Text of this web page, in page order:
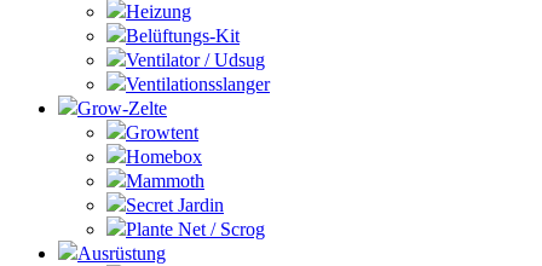
Heizung
Belüftungs-Kit
Ventilator / Udsug
Ventilationsslanger
Grow-Zelte
Growtent
Homebox
Mammoth
Secret Jardin
Plante Net / Scrog
Ausrüstung